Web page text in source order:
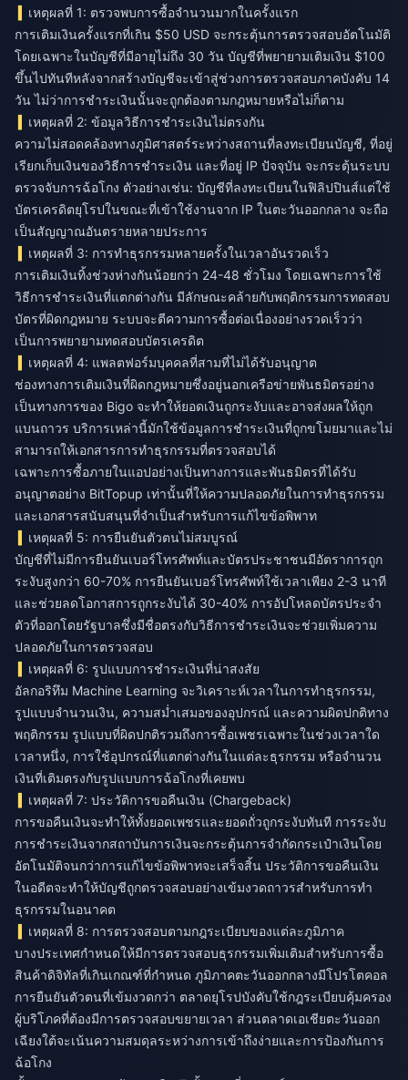
เหตุผลที่ 1: ตรวจพบการซื้อจำนวนมากในครั้งแรก
การเติมเงินครั้งแรกที่เกิน $50 USD จะกระตุ้นการตรวจสอบอัตโนมัติ
โดยเฉพาะในบัญชีที่มีอายุไม่ถึง 30 วัน บัญชีที่พยายามเติมเงิน $100
ขึ้นไปทันทีหลังจากสร้างบัญชีจะเข้าสู่ช่วงการตรวจสอบภาคบังคับ 14
วัน ไม่ว่าการชำระเงินนั้นจะถูกต้องตามกฎหมายหรือไม่ก็ตาม
เหตุผลที่ 2: ข้อมูลวิธีการชำระเงินไม่ตรงกัน
ความไม่สอดคล้องทางภูมิศาสตร์ระหว่างสถานที่ลงทะเบียนบัญชี, ที่อยู่
เรียกเก็บเงินของวิธีการชำระเงิน และที่อยู่ IP ปัจจุบัน จะกระตุ้นระบบ
ตรวจจับการฉ้อโกง ตัวอย่างเช่น: บัญชีที่ลงทะเบียนในฟิลิปปินส์แต่ใช้
บัตรเครดิตยุโรปในขณะที่เข้าใช้งานจาก IP ในตะวันออกกลาง จะถือ
เป็นสัญญาณอันตรายหลายประการ
เหตุผลที่ 3: การทำธุรกรรมหลายครั้งในเวลาอันรวดเร็ว
การเติมเงินทิ้งช่วงห่างกันน้อยกว่า 24-48 ชั่วโมง โดยเฉพาะการใช้
วิธีการชำระเงินที่แตกต่างกัน มีลักษณะคล้ายกับพฤติกรรมการทดสอบ
บัตรที่ผิดกฎหมาย ระบบจะตีความการซื้อต่อเนื่องอย่างรวดเร็วว่า
เป็นการพยายามทดสอบบัตรเครดิต
เหตุผลที่ 4: แพลตฟอร์มบุคคลที่สามที่ไม่ได้รับอนุญาต
ช่องทางการเติมเงินที่ผิดกฎหมายซึ่งอยู่นอกเครือข่ายพันธมิตรอย่าง
เป็นทางการของ Bigo จะทำให้ยอดเงินถูกระงับและอาจส่งผลให้ถูก
แบนถาวร บริการเหล่านี้มักใช้ข้อมูลการชำระเงินที่ถูกขโมยมาและไม่
สามารถให้เอกสารการทำธุรกรรมที่ตรวจสอบได้
เฉพาะการซื้อภายในแอปอย่างเป็นทางการและพันธมิตรที่ได้รับ
อนุญาตอย่าง BitTopup เท่านั้นที่ให้ความปลอดภัยในการทำธุรกรรม
และเอกสารสนับสนุนที่จำเป็นสำหรับการแก้ไขข้อพิพาท
เหตุผลที่ 5: การยืนยันตัวตนไม่สมบูรณ์
บัญชีที่ไม่มีการยืนยันเบอร์โทรศัพท์และบัตรประชาชนมีอัตราการถูก
ระงับสูงกว่า 60-70% การยืนยันเบอร์โทรศัพท์ใช้เวลาเพียง 2-3 นาที
และช่วยลดโอกาสการถูกระงับได้ 30-40% การอัปโหลดบัตรประจำ
ตัวที่ออกโดยรัฐบาลซึ่งมีชื่อตรงกับวิธีการชำระเงินจะช่วยเพิ่มความ
ปลอดภัยในการตรวจสอบ
เหตุผลที่ 6: รูปแบบการชำระเงินที่น่าสงสัย
อัลกอริทึม Machine Learning จะวิเคราะห์เวลาในการทำธุรกรรม,
รูปแบบจำนวนเงิน, ความสม่ำเสมอของอุปกรณ์ และความผิดปกติทาง
พฤติกรรม รูปแบบที่ผิดปกติรวมถึงการซื้อเพชรเฉพาะในช่วงเวลาใด
เวลาหนึ่ง, การใช้อุปกรณ์ที่แตกต่างกันในแต่ละธุรกรรม หรือจำนวน
เงินที่เติมตรงกับรูปแบบการฉ้อโกงที่เคยพบ
เหตุผลที่ 7: ประวัติการขอคืนเงิน (Chargeback)
การขอคืนเงินจะทำให้ทั้งยอดเพชรและยอดถั่วถูกระงับทันที การระงับ
การชำระเงินจากสถาบันการเงินจะกระตุ้นการจำกัดกระเป๋าเงินโดย
อัตโนมัติจนกว่าการแก้ไขข้อพิพาทจะเสร็จสิ้น ประวัติการขอคืนเงิน
ในอดีตจะทำให้บัญชีถูกตรวจสอบอย่างเข้มงวดถาวรสำหรับการทำ
ธุรกรรมในอนาคต
เหตุผลที่ 8: การตรวจสอบตามกฎระเบียบของแต่ละภูมิภาค
บางประเทศกำหนดให้มีการตรวจสอบธุรกรรมเพิ่มเติมสำหรับการซื้อ
สินค้าดิจิทัลที่เกินเกณฑ์ที่กำหนด ภูมิภาคตะวันออกกลางมีโปรโตคอล
การยืนยันตัวตนที่เข้มงวดกว่า ตลาดยุโรปบังคับใช้กฎระเบียบคุ้มครอง
ผู้บริโภคที่ต้องมีการตรวจสอบขยายเวลา ส่วนตลาดเอเชียตะวันออก
เฉียงใต้จะเน้นความสมดุลระหว่างการเข้าถึงง่ายและการป้องกันการ
ฉ้อโกง